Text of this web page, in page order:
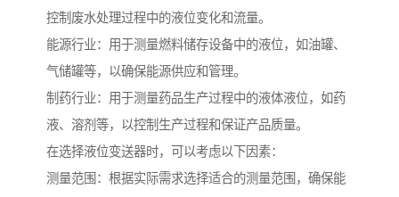
控制废水处理过程中的液位变化和流量。
能源行业：用于测量燃料储存设备中的液位，如油罐、
气储罐等，以确保能源供应和管理。
制药行业：用于测量药品生产过程中的液体液位，如药
液、溶剂等，以控制生产过程和保证产品质量。
在选择液位变送器时，可以考虑以下因素：
测量范围：根据实际需求选择适合的测量范围，确保能